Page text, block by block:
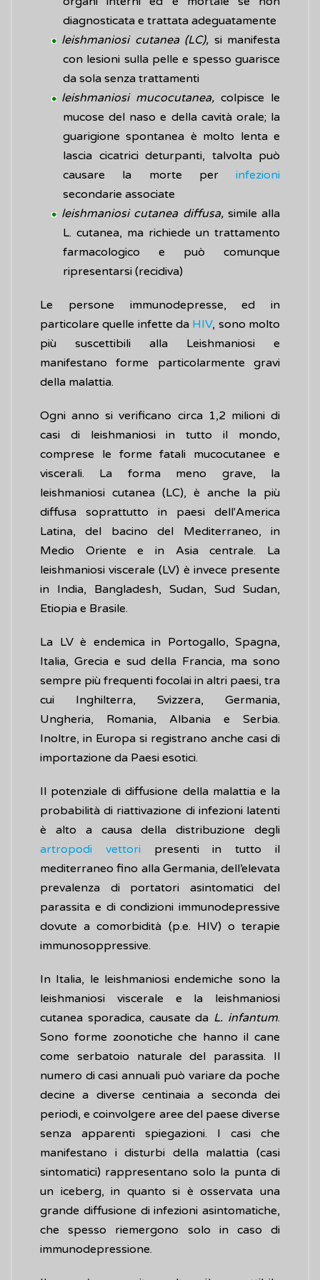
diagnosticata e trattata adeguatamente
leishmaniosi cutanea (LC), si manifesta
con lesioni sulla pelle e spesso guarisce
da sola senza trattamenti
leishmaniosi mucocutanea, colpisce le
mucose del naso e della cavità orale; la
guarigione spontanea è molto lenta e
lascia cicatrici deturpanti, talvolta può
causare la morte per infezioni
secondarie associate
leishmaniosi cutanea diffusa,simile alla
L. cutanea, ma richiede un trattamento
farmacologico e può comunque
ripresentarsi (recidiva)
Le persone immunodepresse, ed in
particolare quelle infette da HIV, sono molto
più suscettibili alla Leishmaniosi e
manifestano forme particolarmente gravi
della malattia.
Ogni anno si verificano circa 1,2 milioni di
casi di leishmaniosi in tutto il mondo,
comprese le forme fatali mucocutanee e
viscerali. La forma meno grave, la
leishmaniosi cutanea (LC), è anche la più
diffusa soprattutto in paesi dell'America
Latina, del bacino del Mediterraneo, in
Medio Oriente e in Asia centrale. La
leishmaniosi viscerale (LV) è invece presente
in India, Bangladesh, Sudan, Sud Sudan,
Etiopia e Brasile.
La LV è endemica in Portogallo, Spagna,
Italia, Grecia e sud della Francia, ma sono
sempre più frequenti focolai in altri paesi, tra
cui Inghilterra, Svizzera, Germania,
Ungheria, Romania, Albania e Serbia.
Inoltre, in Europa si registrano anche casi di
importazione da Paesi esotici.
Il potenziale di diffusione della malattia e la
probabilità di riattivazione di infezioni latenti
è alto a causa della distribuzione degli
artropodi vettoripresenti in tutto il
mediterraneo fino alla Germania, dell’elevata
prevalenza di portatori asintomatici del
parassita e di condizioni immunodepressive
dovute a comorbidità (p.e. HIV) o terapie
immunosoppressive.
In Italia, le leishmaniosi endemiche sono la
leishmaniosi viscerale e la leishmaniosi
cutanea sporadica, causate da L. infantum.
Sono forme zoonotiche che hanno il cane
come serbatoio naturale del parassita. Il
numero di casi annuali può variare da poche
decine a diverse centinaia a seconda dei
periodi, e coinvolgere aree del paese diverse
senza apparenti spiegazioni. I casi che
manifestano i disturbi della malattia (casi
sintomatici) rappresentano solo la punta di
un iceberg, in quanto si è osservata una
grande diffusione di infezioni asintomatiche,
che spesso riemergono solo in caso di
immunodepressione.